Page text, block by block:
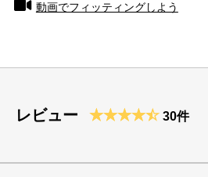
動画でフィッティングしよう
レビュー 30件